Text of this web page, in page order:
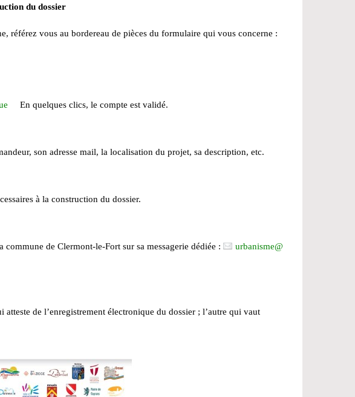
du dossier
référez vous au bordereau de pièces du formulaire qui vous concerne :
En quelques clics, le compte est validé.
son adresse mail, la localisation du projet, sa description, etc.
à la construction du dossier.
de Clermont-le-Fort sur sa messagerie dédiée : urbanisme@
de l’enregistrement électronique du dossier ; l’autre qui vaut